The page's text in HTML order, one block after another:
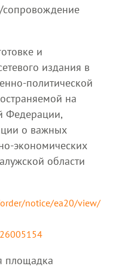
и
издания в
политической
на
Федерации,
о важных
экономических
области
notice/ea20/view/
площадка